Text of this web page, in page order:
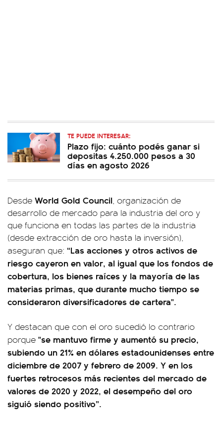
TE PUEDE INTERESAR:
Plazo fijo: cuánto podés ganar si
depositas 4.250.000 pesos a 30
días en agosto 2026
Desde World Gold Council, organización de
desarrollo de mercado para la industria del oro y
que funciona en todas las partes de la industria
(desde extracción de oro hasta la inversión),
aseguran que: “Las acciones y otros activos de
riesgo cayeron en valor, al igual que los fondos de
cobertura, los bienes raíces y la mayoría de las
materias primas, que durante mucho tiempo se
consideraron diversificadores de cartera".
Y destacan que con el oro sucedió lo contrario
porque "se mantuvo firme y aumentó su precio,
subiendo un 21% en dólares estadounidenses entre
diciembre de 2007 y febrero de 2009. Y en los
fuertes retrocesos más recientes del mercado de
valores de 2020 y 2022, el desempeño del oro
siguió siendo positivo”.